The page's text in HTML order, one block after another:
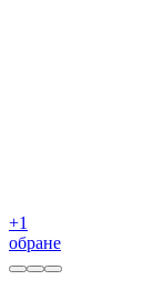
+1
обране